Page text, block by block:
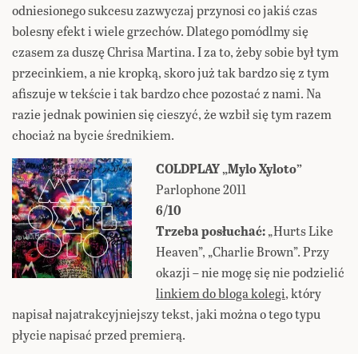
odniesionego sukcesu zazwyczaj przynosi co jakiś czas
bolesny efekt i wiele grzechów. Dlatego pomódlmy się
czasem za duszę Chrisa Martina. I za to, żeby sobie był tym
przecinkiem, a nie kropką, skoro już tak bardzo się z tym
afiszuje w tekście i tak bardzo chce pozostać z nami. Na
razie jednak powinien się cieszyć, że wzbił się tym razem
chociaż na bycie średnikiem.
COLDPLAY „Mylo Xyloto”
Parlophone 2011
6/10
Trzeba posłuchać:„Hurts Like
Heaven”, „Charlie Brown”. Przy
okazji – nie mogę się nie podzielić
linkiem do bloga kolegi, który
napisał najatrakcyjniejszy tekst, jaki można o tego typu
płycie napisać przed premierą.